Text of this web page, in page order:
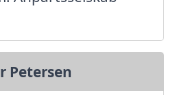
Petersen